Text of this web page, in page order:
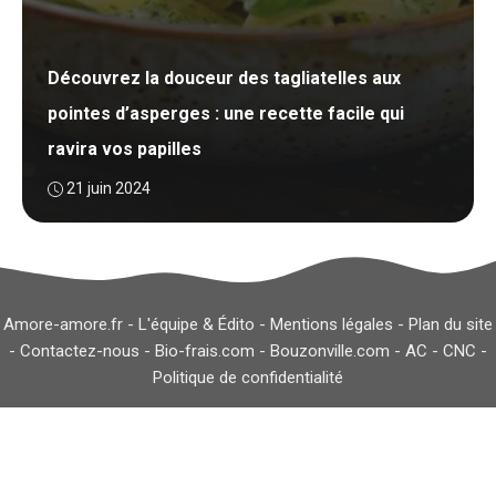
Découvrez la douceur des tagliatelles aux
pointes d’asperges : une recette facile qui
ravira vos papilles
21 juin 2024
Amore-amore.fr - L'équipe & Édito - Mentions légales - Plan du site
- Contactez-nous - Bio-frais.com - Bouzonville.com - AC - CNC -
Politique de confidentialité